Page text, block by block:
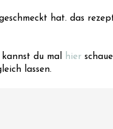
hat. das
du mal hier
lassen.